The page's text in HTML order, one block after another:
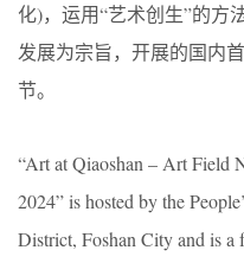
化)，运用“艺术创生”的方
发展为宗旨，开展的国内
节。
“Art at Qiaoshan – Art Field
2024” is hosted by the
District, Foshan City and is a